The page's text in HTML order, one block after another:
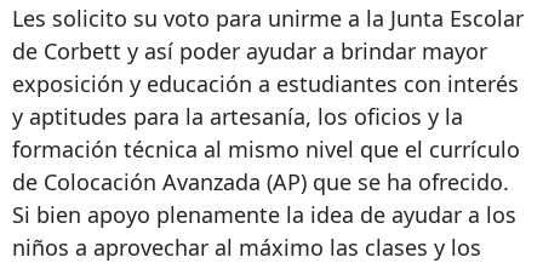
Les solicito su voto para unirme a la Junta Escolar
de Corbett y así poder ayudar a brindar mayor
exposición y educación a estudiantes con interés
y aptitudes para la artesanía, los oficios y la
formación técnica al mismo nivel que el currículo
de Colocación Avanzada (AP) que se ha ofrecido.
Si bien apoyo plenamente la idea de ayudar a los
niños a aprovechar al máximo las clases y los